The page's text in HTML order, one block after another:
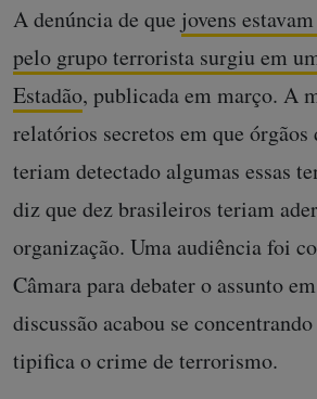
A denúncia de que jovens
pelo grupo terrorista surgiu em
Estadão, publicada em março. A
relatórios secretos em que
teriam detectado algumas essas
diz que dez brasileiros teriam
organização. Uma audiência foi
Câmara para debater o assunto
discussão acabou se
tipifica o crime de terrorismo.